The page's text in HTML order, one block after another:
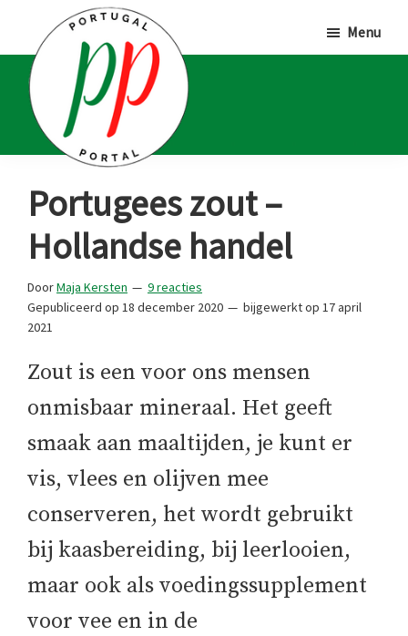
hoofd
inhoud
eerste
sidebar
voettekst
Portal
Portugalliefhebbers
en
fanaten
Menu
Portugees zout –
Hollandse handel
DoorMaja Kersten
9 reacties
Gepubliceerd op 18 december 2020 bijgewerkt op 17 april
2021
Zout is een voor ons mensen
onmisbaar mineraal. Het geeft
smaak aan maaltijden, je kunt er
vis, vlees en olijven mee
conserveren, het wordt gebruikt
bij kaasbereiding, bij leerlooien,
maar ook als voedingssupplement
voor vee en in de